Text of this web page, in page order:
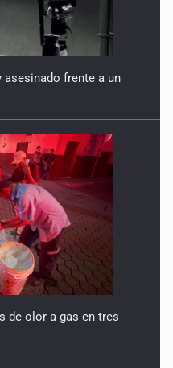
frente a un
de olor a gas en tres